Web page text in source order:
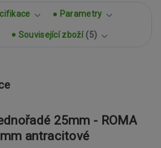
Parametry
Související zboží 5
25mm - ROMA
antracitové